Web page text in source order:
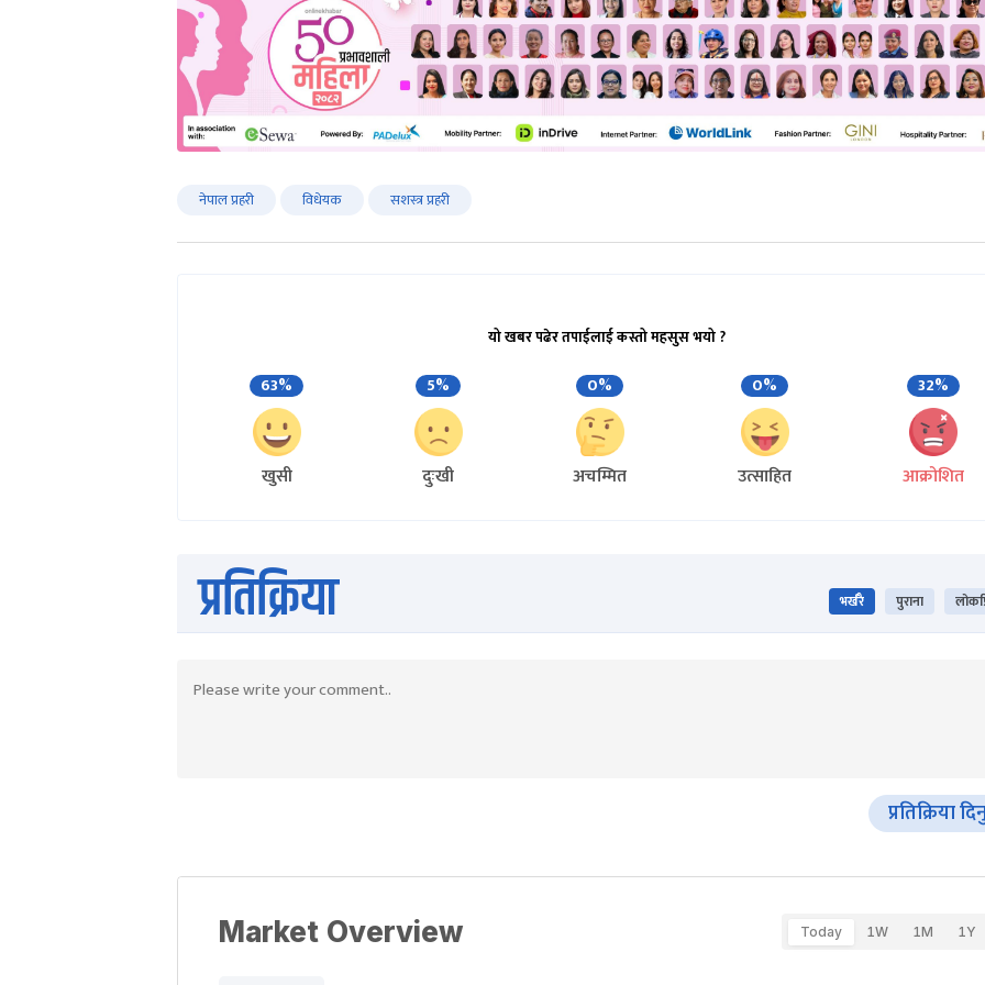
नेपाल प्रहरी विधेयक सशस्त्र प्रहरी
यो खबर पढेर तपाईलाई कस्तो महसुस भयो ?
63%
खुसी
5%
दुःखी
0%
अचम्मित
0%
उत्साहित
32%
आक्रोशित
प्रतिक्रिया भर्खरै पुराना
प्रतिक्रिया